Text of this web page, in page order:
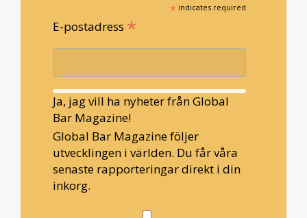
* indicates required
E-postadress *
Ja, jag vill ha nyheter från Global
Bar Magazine!
Global Bar Magazine följer
utvecklingen i världen. Du får våra
senaste rapporteringar direkt i din
inkorg.